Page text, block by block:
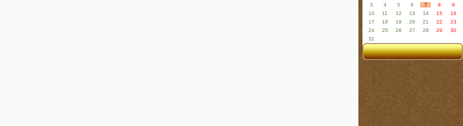
3
4 5 6 7 8
9
10
11 12 13 14 15
16
17
18 19 20 21 22
23
24
25 26 27 28 29
30
31